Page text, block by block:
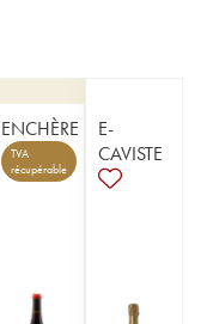
ENCHÈRE
TVA
récupérable
E-
CAVISTE